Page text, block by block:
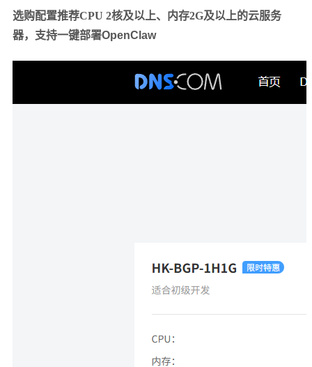
选购配置推荐CPU 2核及以上、内存2G及以上的云服务
器，支持一键部署OpenClaw